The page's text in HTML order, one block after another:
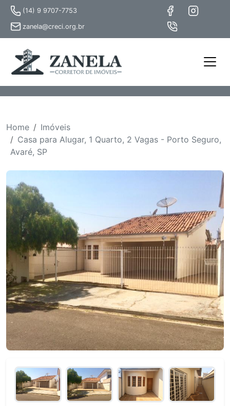
(14) 9 9707-7753
zanela@creci.org.br
Home
Imóveis
Casa para Alugar, 1 Quarto, 2 Vagas - Porto Seguro,
Avaré, SP